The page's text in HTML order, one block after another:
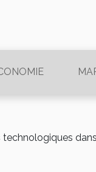
technologiques